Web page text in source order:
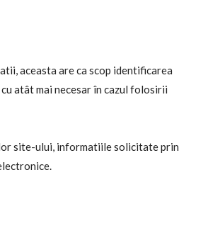
aceasta are ca scop identificarea
atât mai necesar în cazul folosirii
site-ului, informatiile solicitate prin